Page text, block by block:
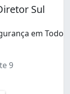
Sul
em Todo
9